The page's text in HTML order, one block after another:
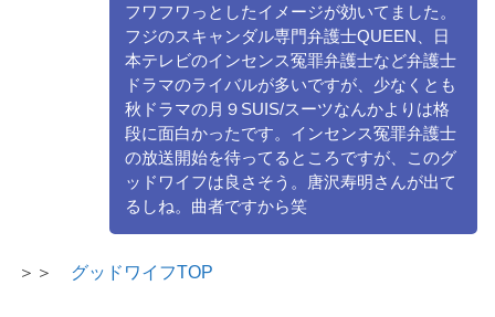
フワフワっとしたイメージが効いてました。
フジのスキャンダル専門弁護士QUEEN、日
本テレビのインセンス冤罪弁護士など弁護士
ドラマのライバルが多いですが、少なくとも
秋ドラマの月９SUIS/スーツなんかよりは格
段に面白かったです。インセンス冤罪弁護士
の放送開始を待ってるところですが、このグ
ッドワイフは良さそう。唐沢寿明さんが出て
るしね。曲者ですから笑
＞＞ グッドワイフTOP